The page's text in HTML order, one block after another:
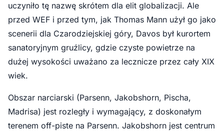
uczyniło tę nazwę skrótem dla elit globalizacji. Ale
przed WEF i przed tym, jak Thomas Mann użył go jako
scenerii dla Czarodziejskiej góry, Davos był kurortem
sanatoryjnym gruźlicy, gdzie czyste powietrze na
dużej wysokości uważano za lecznicze przez cały XIX
wiek.
Obszar narciarski (Parsenn, Jakobshorn, Pischa,
Madrisa) jest rozległy i wymagający, z doskonałym
terenem off-piste na Parsenn. Jakobshorn jest centrum